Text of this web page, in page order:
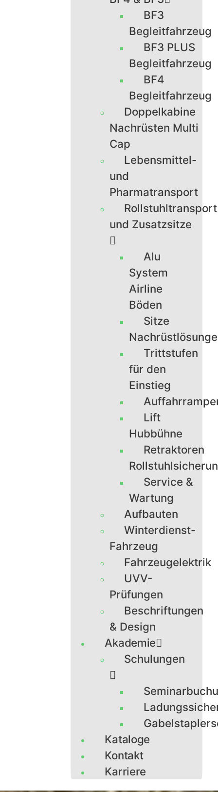
BF3
Begleitfahrzeug
BF3 PLUS
Begleitfahrzeug
BF4
Begleitfahrzeug
Doppelkabine
Nachrüsten Multi
Cap
Lebensmittel-
und
Pharmatransport
Rollstuhltransport
und Zusatzsitze
Alu
System
Airline
Böden
Sitze
Trittstufen
für den
Einstieg
Lift
Hubbühne
Retraktoren
Service &
Wartung
Aufbauten
Winterdienst-
Fahrzeug
Fahrzeugelektrik
UVV-
Prüfungen
Beschriftungen
& Design
Akademie
Schulungen
Kataloge
Kontakt
Karriere